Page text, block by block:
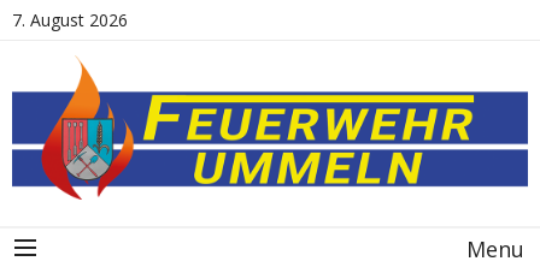
7. August 2026
Menu